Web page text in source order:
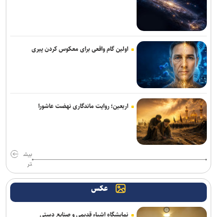
حریفان تیم ملی بسکتبال در بازی‌های آسیایی ناگویا مشخص شدند
با وجود ساز‌های مخالف، قلعه نویی سرمربی ایران در جام ملت‌ها است/
جدایی الهویی و چند مربی دیگر از تیم ملی
برگزاری اولین جلسه نکونام و مدیرعامل تراکتور
تقوی: دفاع از حقوق والیبال ایران در آسیا منطقی است
فوری|ربیعی رفت؛ نکونام سرمربی تراکتور شد
سرمربی پیشین تیم ملی سرمربی نفت و گاز در لیگ برتر شد؛ خوبیاری:
قیمت ملی‌پوشان به ۵ میلیارد رسیده است
اسدی: پرسپولیس هنوز بازیکنان بزرگ کم دارد و با گل‌گهر قابل قیاس
نیست/ کار تارتار سخت‌تر از همیشه است
تاجرنیا:علیه هچیکدام از مدیران سابق استقلال حرف نمی‌زنم/ کینه‌ورزی
آدم‌های کوچک مرا برآشفته نمی‌کند
آمار عجیب ربیعی در تراکتور؛ مربی که فقط ۳ بازی سرمربی بود
اولین گام واقعی برای معکوس کردن پیری
اربعین؛ روایت ماندگاری نهضت عاشورا
بیش
تر
عکس